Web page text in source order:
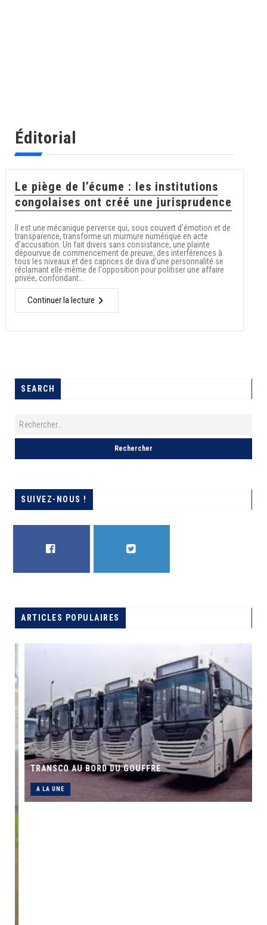
Éditorial
Le piège de l’écume : les institutions
congolaises ont créé une jurisprudence
Il est une mécanique perverse qui, sous couvert d’émotion et de
transparence, transforme un murmure numérique en acte
d’accusation. Un fait divers sans consistance, une plainte
dépourvue de commencement de preuve, des interférences à
tous les niveaux et des caprices de diva d'une personnalité se
réclamant elle-même de l'opposition pour politiser une affaire
privée, confondant...
Continuer la lecture
SEARCH
SUIVEZ-NOUS !
ARTICLES POPULAIRES
TRANSCO AU BORD DU GOUFFRE
A LA UNE